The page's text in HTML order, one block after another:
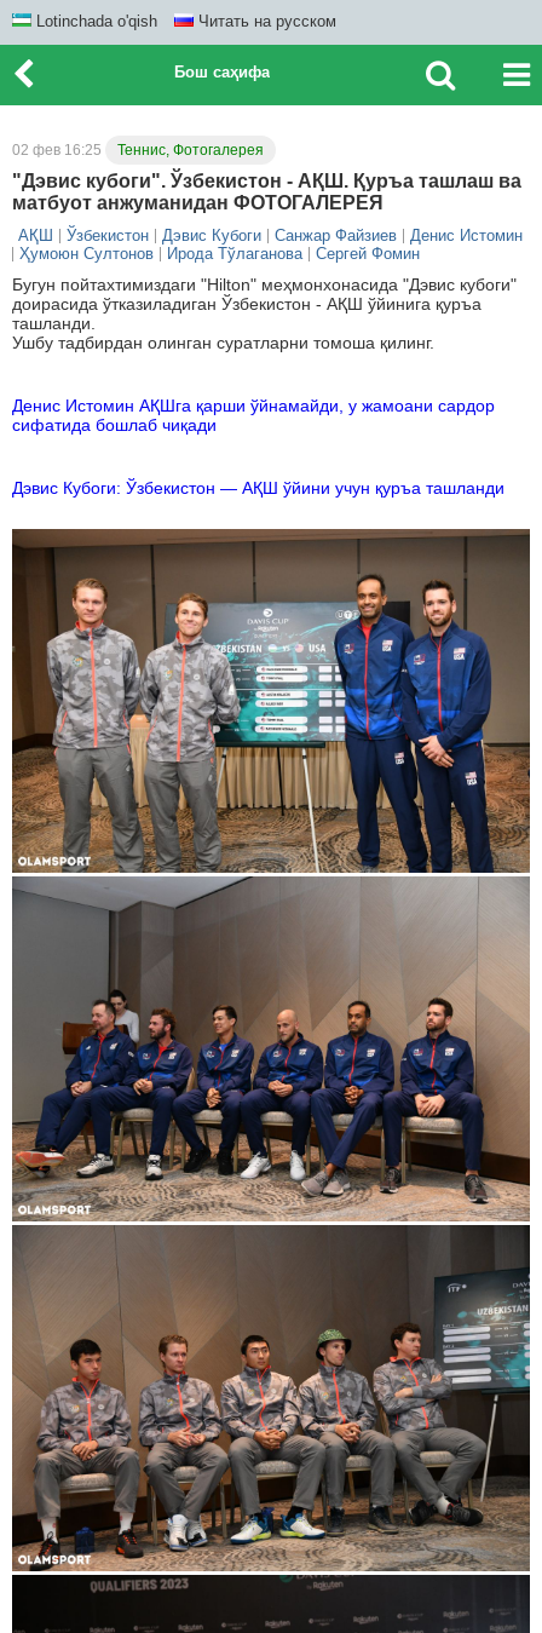
Lotinchada o'qish Читать на русском
Бош саҳифа
02 фев 16:25 Теннис, Фотогалерея
"Дэвис кубоги". Ўзбекистон - АҚШ. Қуръа ташлаш ва
матбуот анжуманидан ФОТОГАЛЕРЕЯ
АҚШ Ўзбекистон Дэвис Кубоги Санжар Файзиев
Денис Истомин
Ҳумоюн Султонов
Ирода Тўлаганова Сергей Фомин
Бугун пойтахтимиздаги "Hilton" меҳмонхонасида "Дэвис кубоги"
доирасида ўтказиладиган Ўзбекистон - АҚШ ўйинига қуръа
ташланди.
Ушбу тадбирдан олинган суратларни томоша қилинг.
Денис Истомин АҚШга қарши ўйнамайди, у жамоани сардор
сифатида бошлаб чиқади
Дэвис Кубоги: Ўзбекистон — АҚШ ўйини учун қуръа ташланди